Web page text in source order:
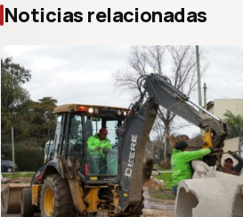
Noticias relacionadas